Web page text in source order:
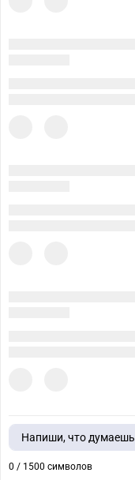
Напиши, что думаешь
0 / 1500 символов